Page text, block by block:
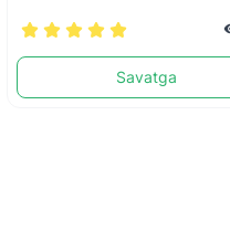
Savatga